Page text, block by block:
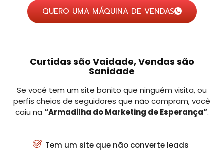
QUERO UMA MÁQUINA DE VENDAS
Curtidas são Vaidade, Vendas são
Sanidade
Se você tem um site bonito que ninguém visita, ou
perfis cheios de seguidores que não compram, você
caiu na “Armadilha do Marketing de Esperança”.
Tem um site que não converte leads